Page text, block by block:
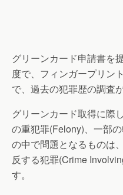
グリーンカード申請書を
度で、フィンガープリン
で、過去の犯罪歴の調査
グリーンカード取得に際
の重犯罪(Felony)、一部
の中で問題となるものは
反する犯罪(Crime
す。